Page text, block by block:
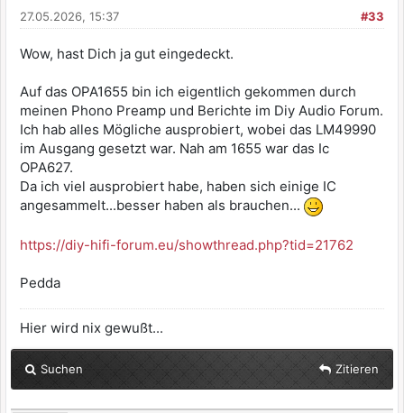
#33
27.05.2026, 15:37
Wow, hast Dich ja gut eingedeckt.
Auf das OPA1655 bin ich eigentlich gekommen durch
meinen Phono Preamp und Berichte im Diy Audio Forum.
Ich hab alles Mögliche ausprobiert, wobei das LM49990
im Ausgang gesetzt war. Nah am 1655 war das Ic
OPA627.
Da ich viel ausprobiert habe, haben sich einige IC
angesammelt...besser haben als brauchen...
https://diy-hifi-forum.eu/showthread.php?tid=21762
Pedda
Hier wird nix gewußt...
Suchen Zitieren